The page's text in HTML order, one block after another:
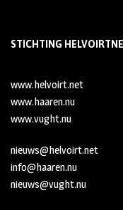
STICHTING
www.helvoirt.net
www.haaren.nu
www.vught.nu
nieuws@helvoirt.net
info@haaren.nu
nieuws@vught.nu